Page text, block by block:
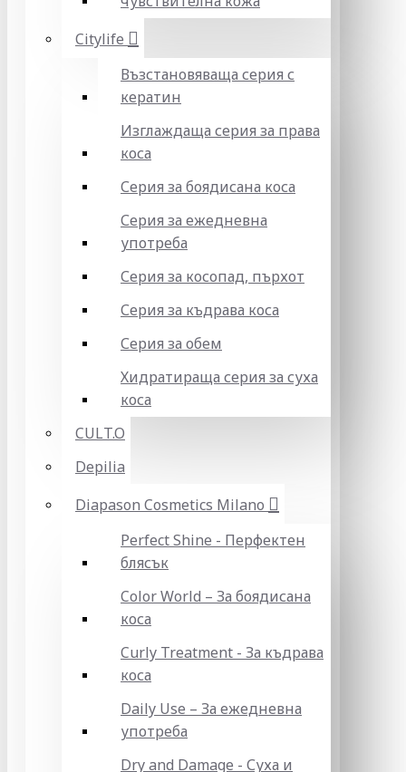
Citylife
Възстановяваща серия с
кератин
Изглаждаща серия за права
коса
Серия за боядисана коса
Серия за ежедневна
употреба
Серия за косопад, пърхот
Серия за къдрава коса
Серия за обем
Хидратираща серия за суха
коса
CULT.O
Depilia
Diapason Cosmetics Milano
Perfect Shine - Перфектен
блясък
Color World – За боядисана
коса
Curly Treatment - За къдрава
коса
Daily Use – За ежедневна
употреба
Dry and Damage - Суха и